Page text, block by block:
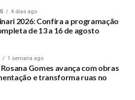
participar do primeiro circulo
da premissa que as pessoas que
até pelo compromisso social
planos”, explica a editoria do site.
DO-QUINARI-ESTAO-SENDO-
ENTREVISTAS-E-
4 dias ago
2026: Confira a programação
de 13 a 16 de agosto
1 semana ago
Gomes avança com obras
e transforma ruas no